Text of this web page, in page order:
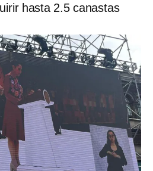
hasta 2.5 canastas